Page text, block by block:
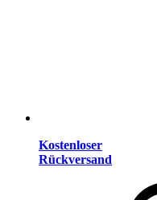
Kostenloser
Rückversand